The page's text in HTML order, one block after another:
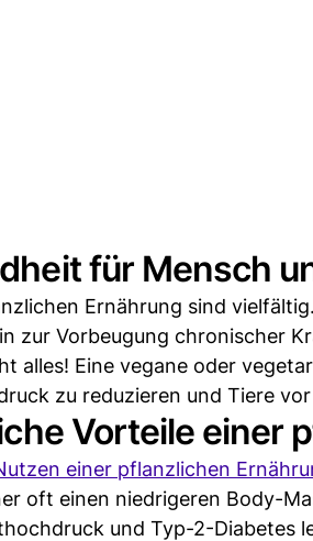
für Mensch
Ernährung sind
zur Vorbeugung chronischer
alles! Eine vegane oder
zu reduzieren und Tiere
Vorteile einer
einer pflanzlichen
oft einen niedrigeren Body-
und Typ-2-Diabetes